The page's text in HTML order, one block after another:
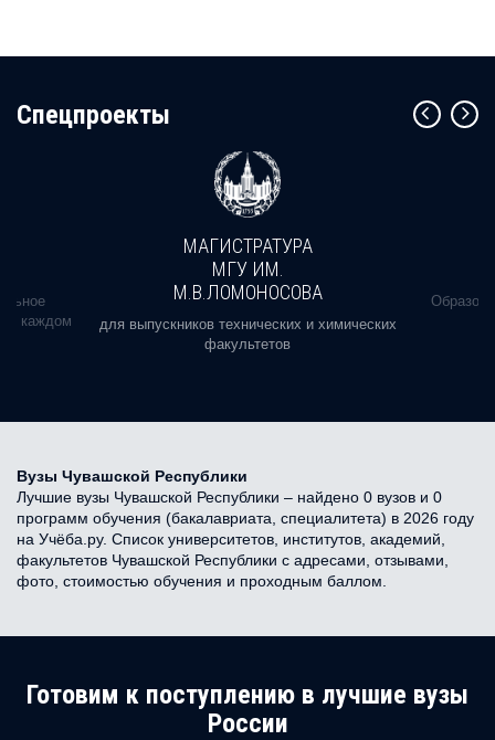
Cпецпроекты
в каждом
МАГИСТРАТУРА
МГУ ИМ.
М.В.ЛОМОНОСОВА
для выпускников технических и химических
факультетов
Вузы Чувашской Республики
Лучшие вузы Чувашской Республики – найдено 0 вузов и 0
программ обучения (бакалавриата, специалитета) в 2026 году
на Учёба.ру. Список университетов, институтов, академий,
факультетов Чувашской Республики с адресами, отзывами,
фото, стоимостью обучения и проходным баллом.
Готовим к поступлению в лучшие вузы
России